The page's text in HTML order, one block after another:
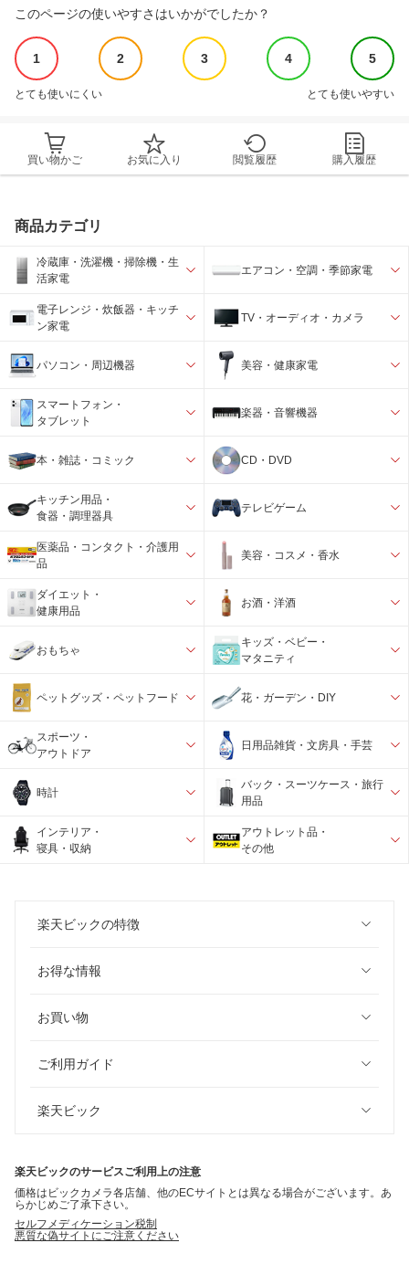
このページの使いやすさはいかがでしたか？
1 2 3 4 5
とても使いにくい とても使いやすい
買い物かご お気に入り 閲覧履歴 購入履歴
商品カテゴリ
冷蔵庫・洗濯機・掃除機・生
活家電
エアコン・空調・季節家電
電子レンジ・炊飯器・キッチ
ン家電
TV・オーディオ・カメラ
パソコン・周辺機器 美容・健康家電
スマートフォン・
タブレット
楽器・音響機器
本・雑誌・コミック CD・DVD
キッチン用品・
食器・調理器具
テレビゲーム
医薬品・コンタクト・介護用
品
美容・コスメ・香水
ダイエット・
健康用品
お酒・洋酒
おもちゃ
キッズ・ベビー・
マタニティ
ペットグッズ・ペットフード 花・ガーデン・DIY
スポーツ・
アウトドア
日用品雑貨・文房具・手芸
時計
バック・スーツケース・旅行
用品
インテリア・
寝具・収納
アウトレット品・
その他
楽天ビックの特徴
お得な情報
お買い物
ご利用ガイド
楽天ビック
楽天ビックのサービスご利用上の注意
価格はビックカメラ各店舗、他のECサイトとは異なる場合がございます。あ
らかじめご了承下さい。
セルフメディケーション税制
悪質な偽サイトにご注意ください